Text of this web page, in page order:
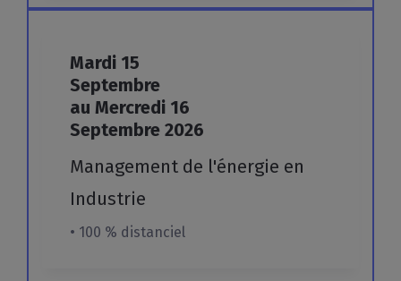
Mardi 15
Septembre
au Mercredi 16
Septembre2026
Management de l'énergie en
Industrie
• 100 % distanciel